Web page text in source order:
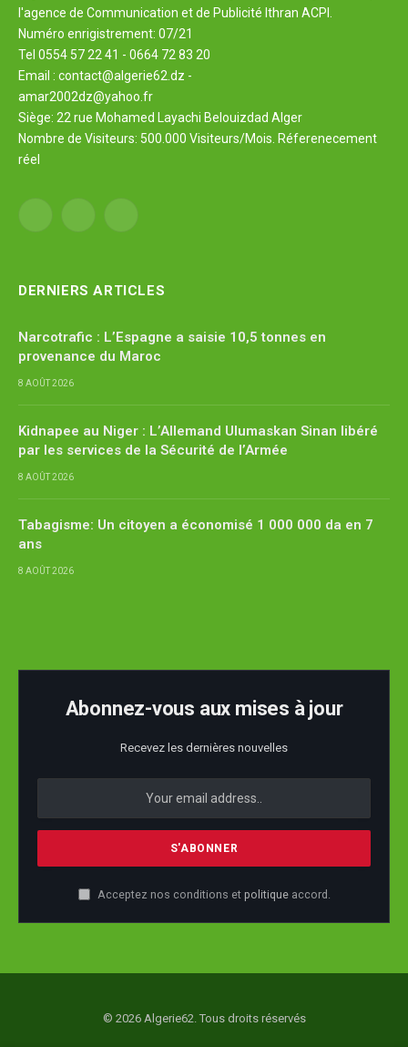
l'agence de Communication et de Publicité Ithran ACPI.
Numéro enrigistrement: 07/21
Tel 0554 57 22 41 - 0664 72 83 20
Email : contact@algerie62.dz -
amar2002dz@yahoo.fr
Siège: 22 rue Mohamed Layachi Belouizdad Alger
Nombre de Visiteurs: 500.000 Visiteurs/Mois. Réferenecement
réel
Facebook YouTube
DERNIERS ARTICLES
Narcotrafic : L’Espagne a saisie 10,5 tonnes en
provenance du Maroc
8 AOÛT 2026
Kidnapee au Niger : L’Allemand Ulumaskan Sinan libéré
par les services de la Sécurité de l’Armée
8 AOÛT 2026
Tabagisme: Un citoyen a économisé 1 000 000 da en 7
ans
8 AOÛT 2026
Abonnez-vous aux mises à jour
Recevez les dernières nouvelles
Acceptez nos conditions et politiqueaccord.
© 2026 Algerie62. Tous droits réservés